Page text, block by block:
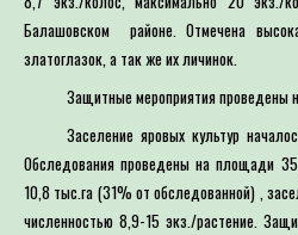
Балашовском районе. Отмечена
златоглазок, а так же их личинок.
Защитные мероприятия проведены
Заселение яровых культур
Обследования проведены на площади
10,8 тыс.га (31% от обследованной) ,
численностью 8,9-15 экз./растение.